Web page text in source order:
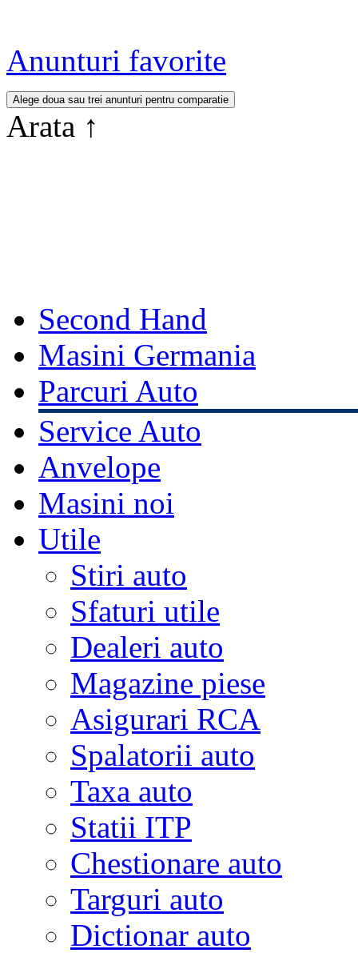
Anunturi favorite
Arata ↑
Second Hand
Masini Germania
Parcuri Auto
Service Auto
Anvelope
Masini noi
Utile
Stiri auto
Sfaturi utile
Dealeri auto
Magazine piese
Asigurari RCA
Spalatorii auto
Taxa auto
Statii ITP
Chestionare auto
Targuri auto
Dictionar auto